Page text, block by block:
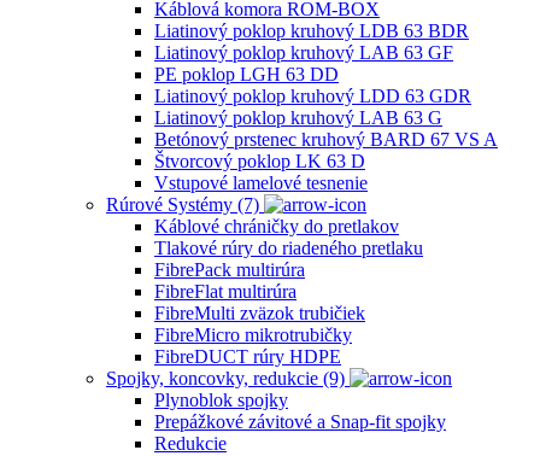
Káblová komora ROM-BOX
Liatinový poklop kruhový LDB 63 BDR
Liatinový poklop kruhový LAB 63 GF
PE poklop LGH 63 DD
Liatinový poklop kruhový LDD 63 GDR
Liatinový poklop kruhový LAB 63 G
Betónový prstenec kruhový BARD 67 VS A
Štvorcový poklop LK 63 D
Vstupové lamelové tesnenie
Rúrové Systémy (7)
Káblové chráničky do pretlakov
Tlakové rúry do riadeného pretlaku
FibrePack multirúra
FibreFlat multirúra
FibreMulti zväzok trubičiek
FibreMicro mikrotrubičky
FibreDUCT rúry HDPE
Spojky, koncovky, redukcie (9)
Plynoblok spojky
Prepážkové závitové a Snap-fit spojky
Redukcie